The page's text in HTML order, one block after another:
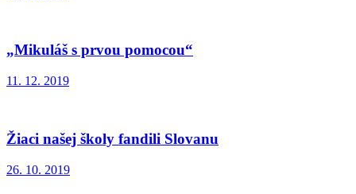
„Mikuláš s prvou pomocou“
11. 12. 2019
Žiaci našej školy fandili Slovanu
26. 10. 2019